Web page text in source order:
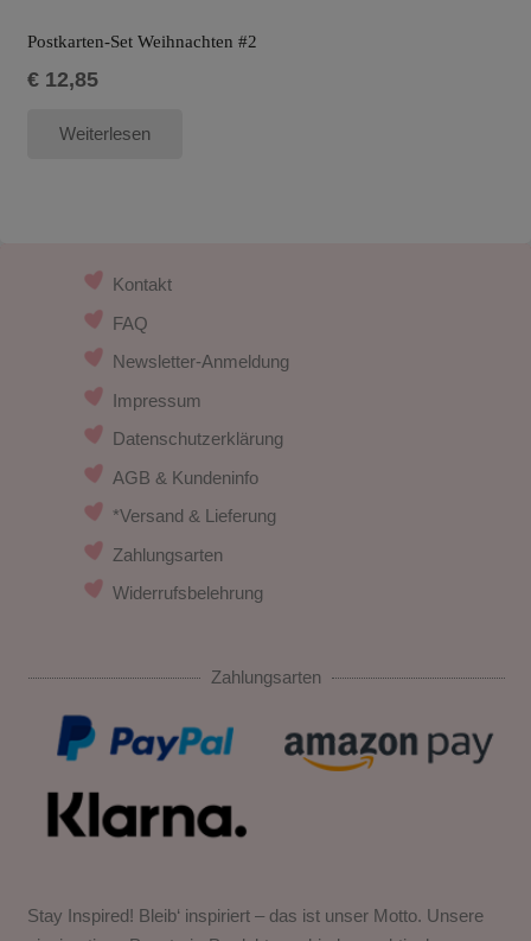
Postkarten-Set Weihnachten #2
€12,85
Weiterlesen
Kontakt
FAQ
Newsletter-Anmeldung
Impressum
Datenschutzerklärung
AGB & Kundeninfo
*Versand & Lieferung
Zahlungsarten
Widerrufsbelehrung
Zahlungsarten
Stay Inspired! Bleib‘ inspiriert – das ist unser Motto. Unsere